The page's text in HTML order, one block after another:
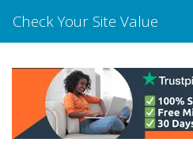
Check Your Site Value